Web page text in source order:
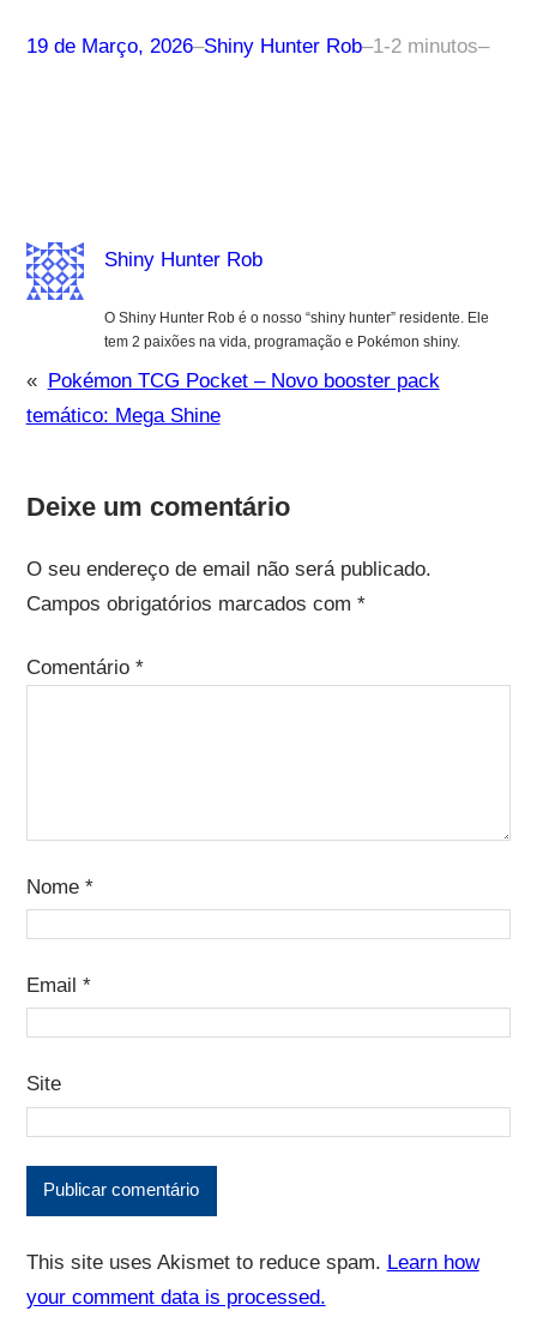
19 de Março, 2026–Shiny Hunter Rob–1-2 minutos–
Shiny Hunter Rob
O Shiny Hunter Rob é o nosso “shiny hunter” residente. Ele
tem 2 paixões na vida, programação e Pokémon shiny.
« Pokémon TCG Pocket – Novo booster pack
temático: Mega Shine
Deixe um comentário
O seu endereço de email não será publicado.
Campos obrigatórios marcados com *
Comentário *
Nome *
Email *
Site
This site uses Akismet to reduce spam. Learn how
your comment data is processed.